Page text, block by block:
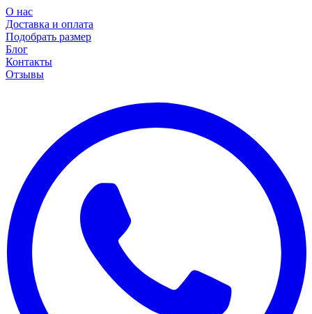
О нас
Доставка и оплата
Подобрать размер
Блог
Контакты
Отзывы